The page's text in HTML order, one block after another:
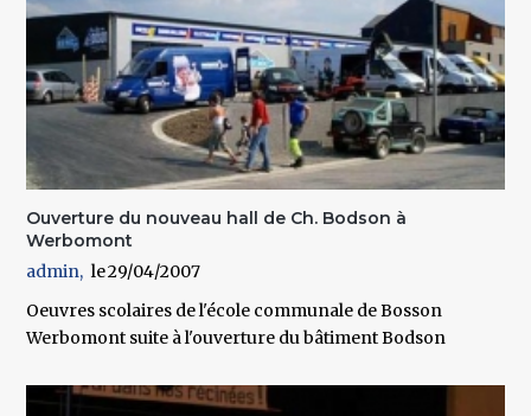
Ouverture du nouveau hall de Ch. Bodson à
Werbomont
admin
29/04/2007
Oeuvres scolaires de l'école communale de Bosson
Werbomont suite à l'ouverture du bâtiment Bodson